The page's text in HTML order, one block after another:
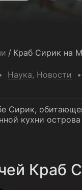
/ Краб Сирик на
Наука, Новости
Сирик,
кухни острова
Краб